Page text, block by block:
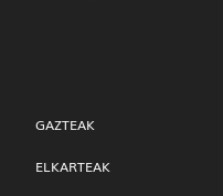
GAZTEAK
ELKARTEAK